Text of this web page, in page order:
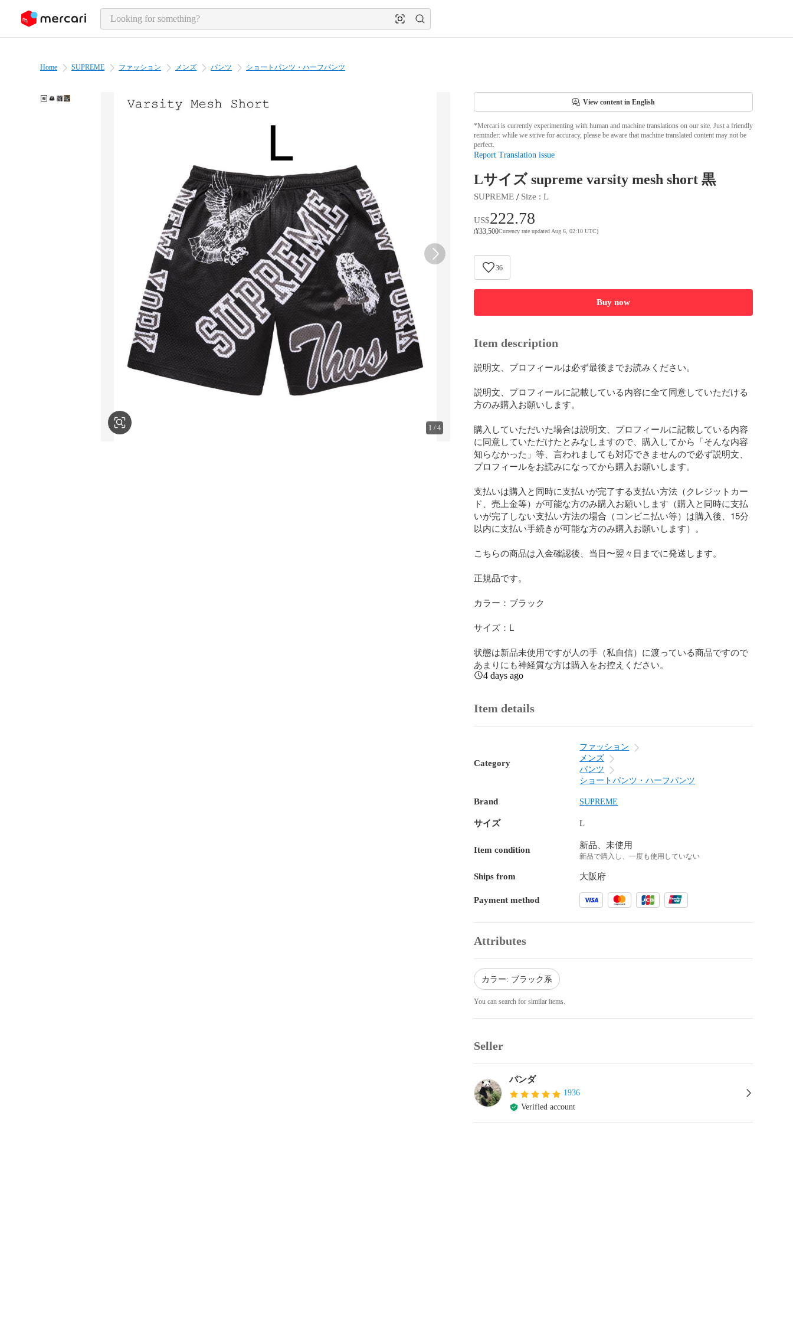
page content
Home SUPREME ファッション メンズ パンツ ショートパンツ・ハーフパンツ
1 /4
View content in English
*Mercari is currently experimenting with human and machine translations on our site. Just a friendly
reminder: while we strive for accuracy, please be aware that machine translated content may not be
perfect.
Report Translation issue
Lサイズ supreme varsity mesh short 黒
SUPREME / Size : L
US$222.78
(¥33,500Currency rate updated Aug 6, 02:10 UTC)
36
Buy now
Item description
説明文、プロフィールは必ず最後までお読みください。
説明文、プロフィールに記載している内容に全て同意していただける
方のみ購入お願いします。
購入していただいた場合は説明文、プロフィールに記載している内容
に同意していただけたとみなしますので、購入してから「そんな内容
知らなかった」等、言われましても対応できませんので必ず説明文、
プロフィールをお読みになってから購入お願いします。
支払いは購入と同時に支払いが完了する支払い方法（クレジットカー
ド、売上金等）が可能な方のみ購入お願いします（購入と同時に支払
いが完了しない支払い方法の場合（コンビニ払い等）は購入後、15分
以内に支払い手続きが可能な方のみ購入お願いします）。
こちらの商品は入金確認後、当日〜翌々日までに発送します。
正規品です。
カラー：ブラック
サイズ：L
状態は新品未使用ですが人の手（私自信）に渡っている商品ですので
あまりにも神経質な方は購入をお控えください。
4 days ago
Item details
Category
ファッション
メンズ
パンツ
ショートパンツ・ハーフパンツ
Brand SUPREME
サイズ L
Item condition 新品、未使用
新品で購入し、一度も使用していない
Ships from 大阪府
Payment method
Attributes
カラー: ブラック系
You can search for similar items.
Seller
パンダ
1936
Verified account